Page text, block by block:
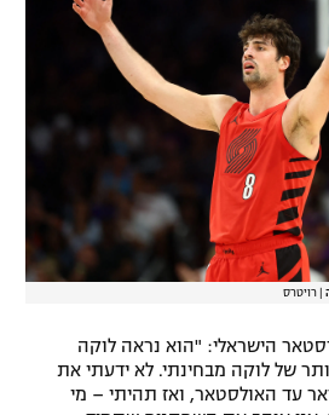
רויטרס
הישראלי: "הוא נראה לוקה
של לוקה מבחינתי. לא ידעתי את
עד האולסטאר, ואז תהיתי – מי